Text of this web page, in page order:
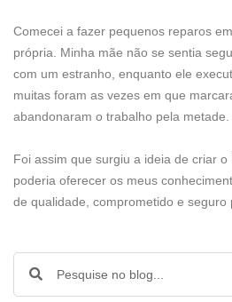
Comecei a fazer pequenos reparos
própria. Minha mãe não se sentia
com um estranho, enquanto ele
muitas foram as vezes em que
abandonaram o trabalho pela metade.
Foi assim que surgiu a ideia de criar o
poderia oferecer os meus
de qualidade, comprometido e seguro